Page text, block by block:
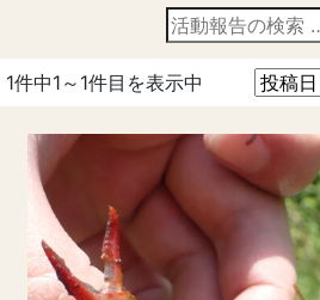
活
動
報
の
検
索
1件中1～1件目を表示中